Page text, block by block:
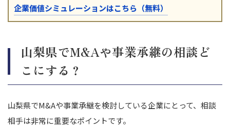
企業価値シミュレーションはこちら（無料）
山梨県でM&Aや事業承継の相談ど
こにする？
山梨県でM&Aや事業承継を検討している企業にとって、相談
相手は非常に重要なポイントです。